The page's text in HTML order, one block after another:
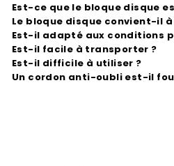
Est-ce que le bloque disque
Le bloque disque convient-il
Est-il adapté aux conditions
Est-il facile à transporter ?
Est-il difficile à utiliser ?
Un cordon anti-oubli est-il